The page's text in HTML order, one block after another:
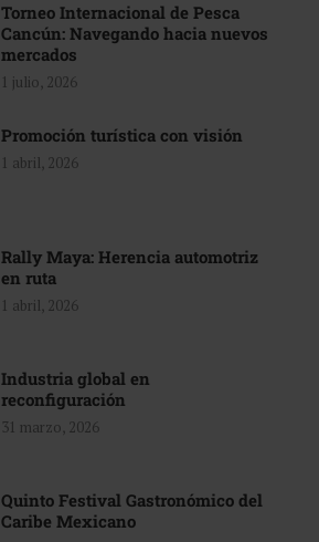
Torneo Internacional de Pesca
Cancún: Navegando hacia nuevos
mercados
1 julio, 2026
Promoción turística con visión
1 abril, 2026
Rally Maya: Herencia automotriz
en ruta
1 abril, 2026
Industria global en
reconfiguración
31 marzo, 2026
Quinto Festival Gastronómico del
Caribe Mexicano